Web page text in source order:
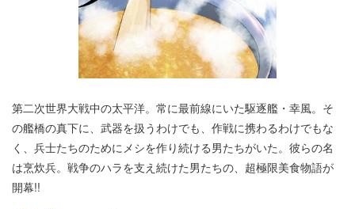
第二次世界大戦中の太平洋。常に最前線にいた駆逐艦・幸風。そ
の艦橋の真下に、武器を扱うわけでも、作戦に携わるわけでもな
く、兵士たちのためにメシを作り続ける男たちがいた。彼らの名
は烹炊兵。戦争のハラを支え続けた男たちの、超極限美食物語が
開幕!!